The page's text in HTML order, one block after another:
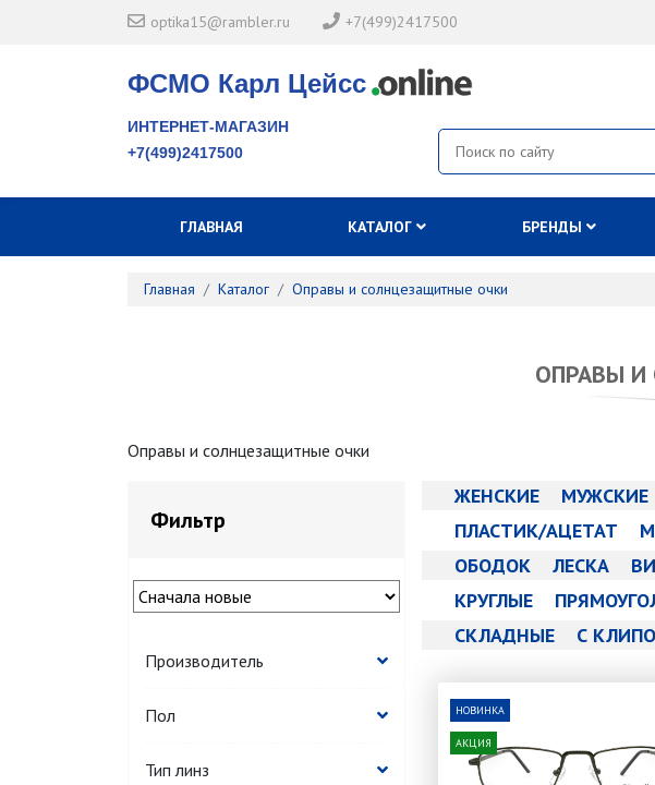
optika15@rambler.ru +7(499)2417500
ФСМО Карл Цейсс
ИНТЕРНЕТ-МАГАЗИН
+7(499)2417500
ГЛАВНАЯ КАТАЛОГ БРЕНДЫ
Главная Каталог Оправы и солнцезащитные очки
ОПРАВЫ
Оправы и солнцезащитные очки
Фильтр
Производитель
Пол
Тип линз
ЖЕНСКИЕ МУЖСКИЕ
ПЛАСТИК/АЦЕТАТ
ОБОДОК
ЛЕСКА
КРУГЛЫЕ
СКЛАДНЫЕ
С
НОВИНКА
АКЦИЯ